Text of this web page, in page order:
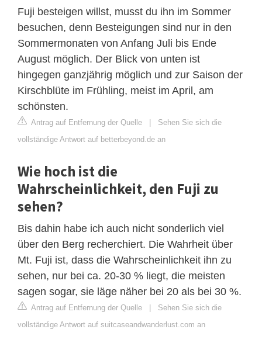
Fuji besteigen willst, musst du ihn im Sommer
besuchen, denn Besteigungen sind nur in den
Sommermonaten von Anfang Juli bis Ende
August möglich. Der Blick von unten ist
hingegen ganzjährig möglich und zur Saison der
Kirschblüte im Frühling, meist im April, am
schönsten.
Antrag auf Entfernung der Quelle | Sehen Sie sich die
vollständige Antwort auf betterbeyond.de an
Wie hoch ist die
Wahrscheinlichkeit, den Fuji zu
sehen?
Bis dahin habe ich auch nicht sonderlich viel
über den Berg recherchiert. Die Wahrheit über
Mt. Fuji ist, dass die Wahrscheinlichkeit ihn zu
sehen, nur bei ca. 20-30 % liegt, die meisten
sagen sogar, sie läge näher bei 20 als bei 30 %.
Antrag auf Entfernung der Quelle | Sehen Sie sich die
vollständige Antwort auf suitcaseandwanderlust.com an